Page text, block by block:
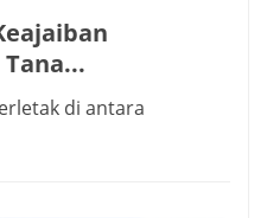
di antara